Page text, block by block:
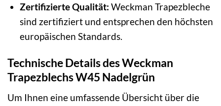
Zertifizierte Qualität: Weckman Trapezbleche
sind zertifiziert und entsprechen den höchsten
europäischen Standards.
Technische Details des Weckman
Trapezblechs W45 Nadelgrün
Um Ihnen eine umfassende Übersicht über die